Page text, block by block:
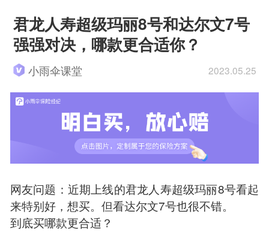
君龙人寿超级玛丽8号和达尔文7号
强强对决，哪款更合适你？
小雨伞课堂 2023.05.25
网友问题：近期上线的君龙人寿超级玛丽8号看起
来特别好，想买。但看达尔文7号也很不错。
到底买哪款更合适？